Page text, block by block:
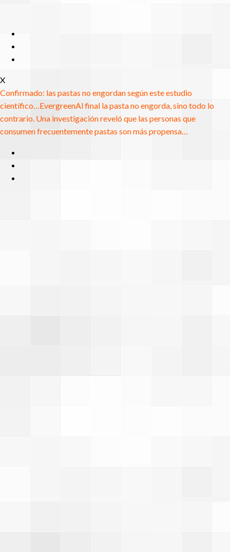
X
Confirmado: las pastas no engordan según este estudio
científico…EvergreenAl final la pasta no engorda, sino todo lo
contrario. Una investigación reveló que las personas que
consumen frecuentemente pastas son más propensa…